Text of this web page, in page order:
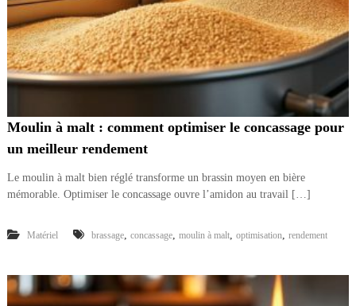
Moulin à malt : comment optimiser le concassage pour
un meilleur rendement
Le moulin à malt bien réglé transforme un brassin moyen en bière
mémorable. Optimiser le concassage ouvre l’amidon au travail […]
Matériel brassage, concassage, moulin à malt, optimisation, rendement